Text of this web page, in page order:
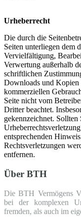
Urheberrecht
Die durch die
Seiten unterliegen dem
Vervielfältigung,
Verwertung außerhalb
schriftlichen
Downloads und Kopien
kommerziellen
Seite nicht vom
Dritter beachtet.
gekennzeichnet.
entsprechenden
Rechtsverletzungen
entfernen.
Über BTH
Die BTH Vermögens
bei der komplexen
fremden, als auch im